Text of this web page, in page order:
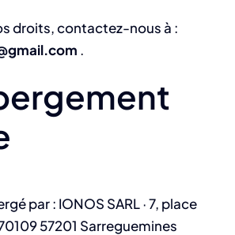
droits, contactez-nous à :
.
par : IONOS SARL · 7, place
57201 Sarreguemines